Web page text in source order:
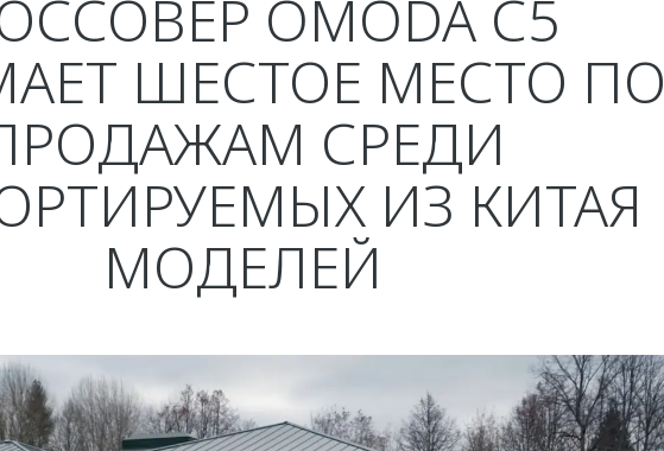
OMODA С5
ШЕСТОЕ МЕСТО ПО
СРЕДИ
ИЗ КИТАЯ
МОДЕЛЕЙ